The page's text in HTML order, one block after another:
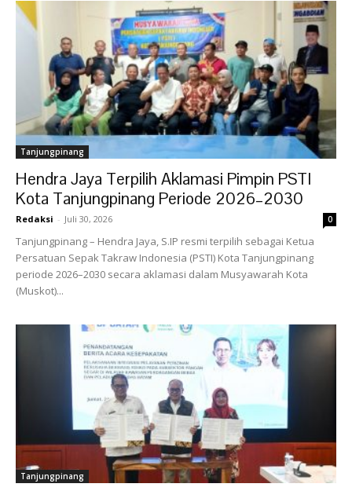
Tanjungpinang
Hendra Jaya Terpilih Aklamasi Pimpin PSTI
Kota Tanjungpinang Periode 2026–2030
Redaksi - Juli 30, 2026 0
Tanjungpinang – Hendra Jaya, S.IP resmi terpilih sebagai Ketua
Persatuan Sepak Takraw Indonesia (PSTI) Kota Tanjungpinang
periode 2026–2030 secara aklamasi dalam Musyawarah Kota
(Muskot)...
Tanjungpinang